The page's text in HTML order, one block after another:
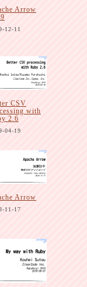
Arrow
12-11
CSV
with
2.6
04-19
Arrow
11-17